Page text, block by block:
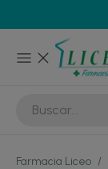
Farmacia Liceo /